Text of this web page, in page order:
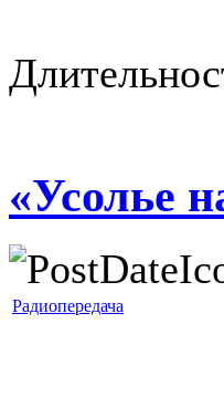
«Усолье
Радиопередача